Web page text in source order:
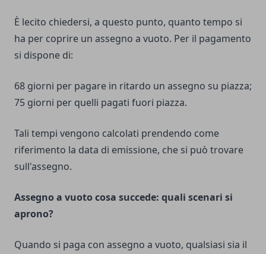
È lecito chiedersi, a questo punto, quanto tempo si
ha per coprire un assegno a vuoto. Per il pagamento
si dispone di:
68 giorni per pagare in ritardo un assegno su piazza;
75 giorni per quelli pagati fuori piazza.
Tali tempi vengono calcolati prendendo come
riferimento la data di emissione, che si può trovare
sull'assegno.
Assegno a vuoto cosa succede: quali scenari si
aprono?
Quando si paga con assegno a vuoto, qualsiasi sia il